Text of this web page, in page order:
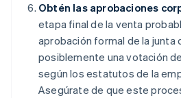
Obtén las aprobaciones
etapa final de la venta
aprobación formal de la junta
posiblemente una votación
según los estatutos de la
Asegúrate de que este